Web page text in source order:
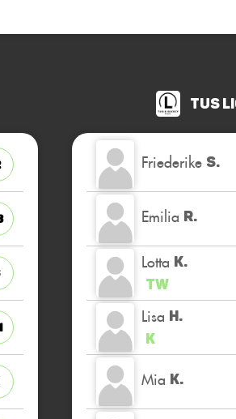
TuS
Friederike S.
Emilia R.
Lotta K.
TW
Lisa H.
K
Mia K.